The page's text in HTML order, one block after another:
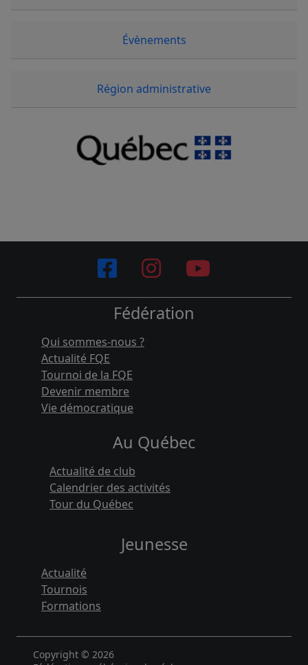
Évènements
Région administrative
Fédération
Qui sommes-nous ?
Actualité FQE
Tournoi de la FQE
Devenir membre
Vie démocratique
Au Québec
Actualité de club
Calendrier des activités
Tour du Québec
Jeunesse
Actualité
Tournois
Formations
Copyright © 2026